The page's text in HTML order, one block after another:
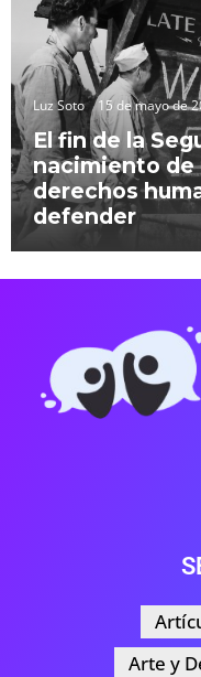
Luz Soto 15 de mayo de
El fin de la
nacimiento de
derechos
defender
Arte y